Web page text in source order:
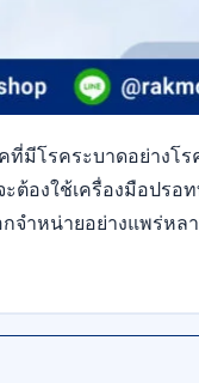
ที่มีโรคระบาดอย่างโ
องใช้เครื่องมือปร
จำหน่ายอย่างแพร่ห